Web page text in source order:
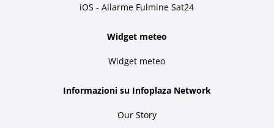
iOS - Allarme Fulmine Sat24
Widget meteo
Widget meteo
Informazioni su Infoplaza Network
Our Story